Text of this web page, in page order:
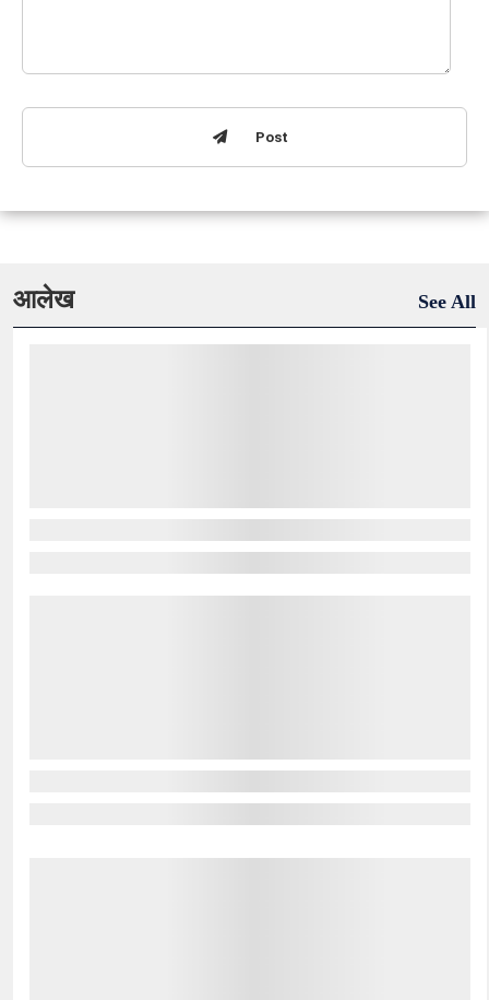
Post
आलेख See All